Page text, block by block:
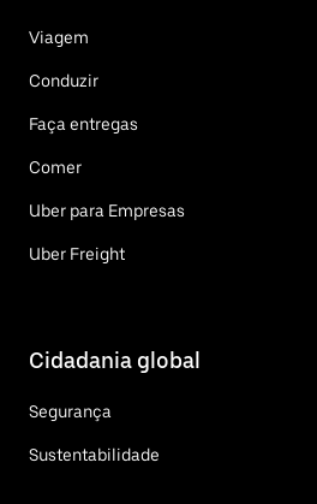
Viagem
Conduzir
Faça entregas
Comer
Uber para Empresas
Uber Freight
Cidadania global
Segurança
Sustentabilidade